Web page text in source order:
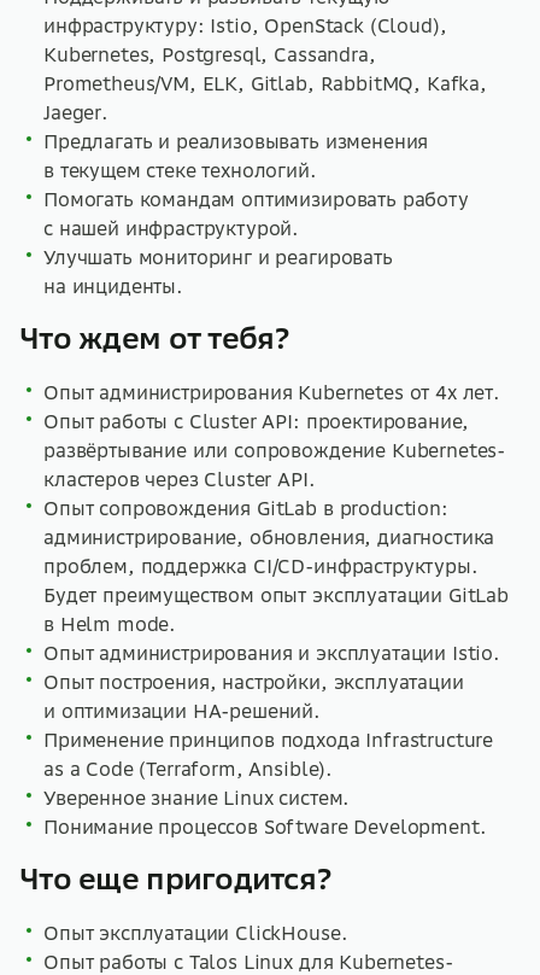
инфраструктуру: Istio, OpenStack (Cloud),
Kubernetes, Postgresql, Cassandra,
Prometheus/VM, ELK, Gitlab, RabbitMQ, Kafka,
Jaeger.
Предлагать и реализовывать изменения
в текущем стеке технологий.
Помогать командам оптимизировать работу
с нашей инфраструктурой.
Улучшать мониторинг и реагировать
на инциденты.
Что ждем от тебя?
Опыт администрирования Kubernetes от 4х лет.
Опыт работы с Cluster API: проектирование,
развёртывание или сопровождение Kubernetes-
кластеров через Cluster API.
Опыт сопровождения GitLab в production:
администрирование, обновления, диагностика
проблем, поддержка CI/CD-инфраструктуры.
Будет преимуществом опыт эксплуатации GitLab
в Helm mode.
Опыт администрирования и эксплуатации Istio.
Опыт построения, настройки, эксплуатации
и оптимизации HA-решений.
Применение принципов подхода Infrastructure
as a Code (Terraform, Ansible).
Уверенное знание Linux систем.
Понимание процессов Software Development.
Что еще пригодится?
Опыт эксплуатации ClickHouse.
Опыт работы с Talos Linux для Kubernetes-